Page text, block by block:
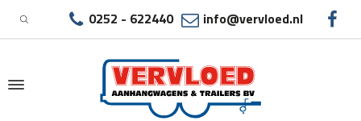
0252 - 622440 info@vervloed.nl